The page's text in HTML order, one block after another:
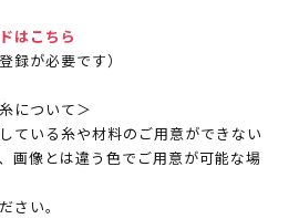
はこちら
録が必要です）
について＞
ている糸や材料のご用意ができない
画像とは違う色でご用意が可能な場
さい。